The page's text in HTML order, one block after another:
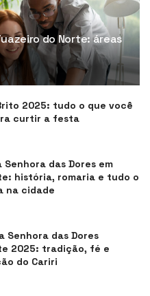
do Norte: áreas
2025: tudo o que você
curtir a festa
Senhora das Dores em
história, romaria e tudo o
na cidade
Senhora das Dores
2025: tradição, fé e
do Cariri